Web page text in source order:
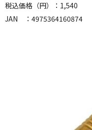
税込価格（円）：1,540
JAN ：4975364160874